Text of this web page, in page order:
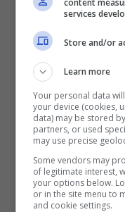
LEGGI ANCHE ->
content
services
Store and/or
Learn more
Your personal data
your device (cookies,
data) may be stored
partners, or used
may use precise
Some vendors may
of legitimate interest,
your options below.
or in the site menu to
and cookie settings.